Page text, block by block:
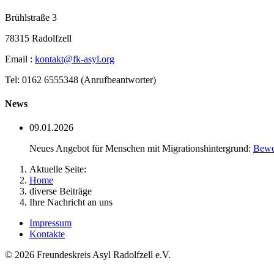
Brühlstraße 3
78315 Radolfzell
Email : kontakt@fk-asyl.org
Tel: 0162 6555348 (Anrufbeantworter)
News
09.01.2026
Neues Angebot für Menschen mit Migrationshintergrund:
Aktuelle Seite:
Home
diverse Beiträge
Ihre Nachricht an uns
Impressum
Kontakte
© 2026 Freundeskreis Asyl Radolfzell e.V.